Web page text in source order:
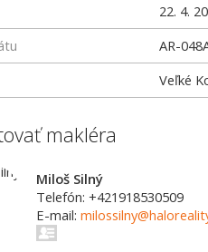
22. 4.
AR-
Veľké
makléra
Miloš Silný
Telefón: +421918530509
E-mail: